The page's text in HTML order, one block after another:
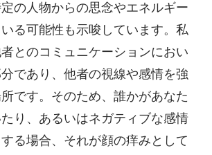
の人物からの思念やエネルギー
る可能性も示唆しています。私
とのコミュニケーションにおい
であり、他者の視線や感情を強
です。そのため、誰かがあなた
り、あるいはネガティブな感情
る場合、それが顔の痒みとして